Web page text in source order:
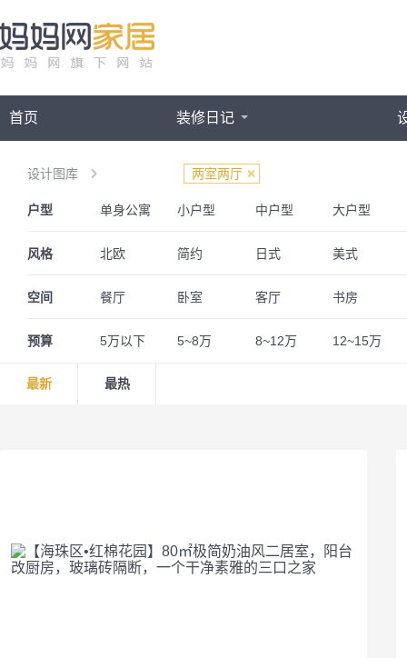
首页 装修日记
设计图库 两室两厅
户型 单身公寓 小户型 中户型
大户型
风格
北欧 简约 日式
美式
空间 餐厅 卧室 客厅
书房
预算
5万以下 5~8万 8~12万 12~15万
最新 最热